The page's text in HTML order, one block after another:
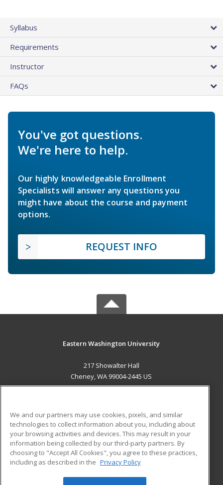
Syllabus
Requirements
Instructor
FAQs
You've got questions.
We're here to help.
Our highly knowledgeable Enrollment
Specialists will answer any questions you
might have about the course and payment
options.
REQUEST INFO
Eastern Washington University
217 Showalter Hall
Cheney, WA 99004-2445 US
ADDITIONAL RESOURCES
Military
Financial Assistance
Help
Student Blog
We and our partners may use cookies, pixels, and similar
technologies to collect information about you, including about
your browsing activities and devices. This may result in your
information being collected by our third-party partners. By
choosing to "Accept All Cookies", you agree to these practices,
including as described in the Privacy Policy